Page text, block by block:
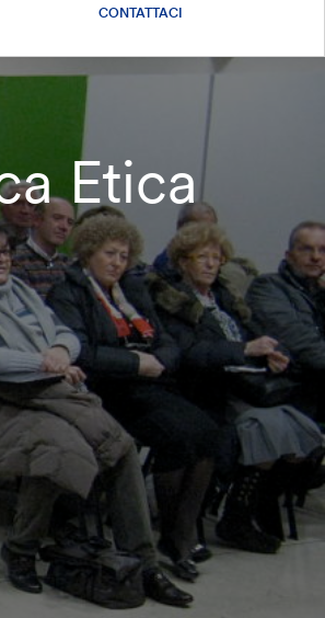
CONTATTACI
Etica